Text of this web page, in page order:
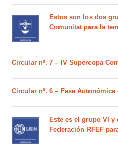
Estos son los dos
Comunitat para la
Circular nº. 7 – IV Supercopa
Circular nº. 6 – Fase
Este es el grupo VI y
Federación RFEF